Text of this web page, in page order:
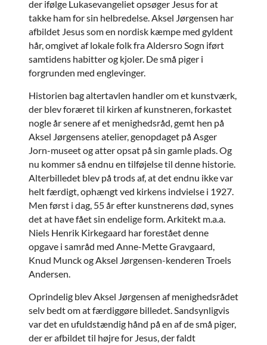
der ifølge Lukasevangeliet opsøger Jesus for at
takke ham for sin helbredelse. Aksel Jørgensen har
afbildet Jesus som en nordisk kæmpe med gyldent
hår, omgivet af lokale folk fra Aldersro Sogn iført
samtidens habitter og kjoler. De små piger i
forgrunden med englevinger.
Historien bag altertavlen handler om et kunstværk,
der blev foræret til kirken af kunstneren, forkastet
nogle år senere af et menighedsråd, gemt hen på
Aksel Jørgensens atelier, genopdaget på Asger
Jorn-museet og atter opsat på sin gamle plads. Og
nu kommer så endnu en tilføjelse til denne historie.
Alterbilledet blev på trods af, at det endnu ikke var
helt færdigt, ophængt ved kirkens indvielse i 1927.
Men først i dag, 55 år efter kunstnerens død, synes
det at have fået sin endelige form. Arkitekt m.a.a.
Niels Henrik Kirkegaard har forestået denne
opgave i samråd med Anne-Mette Gravgaard,
Knud Munck og Aksel Jørgensen-kenderen Troels
Andersen.
Oprindelig blev Aksel Jørgensen af menighedsrådet
selv bedt om at færdiggøre billedet. Sandsynligvis
var det en ufuldstændig hånd på en af de små piger,
der er afbildet til højre for Jesus, der faldt